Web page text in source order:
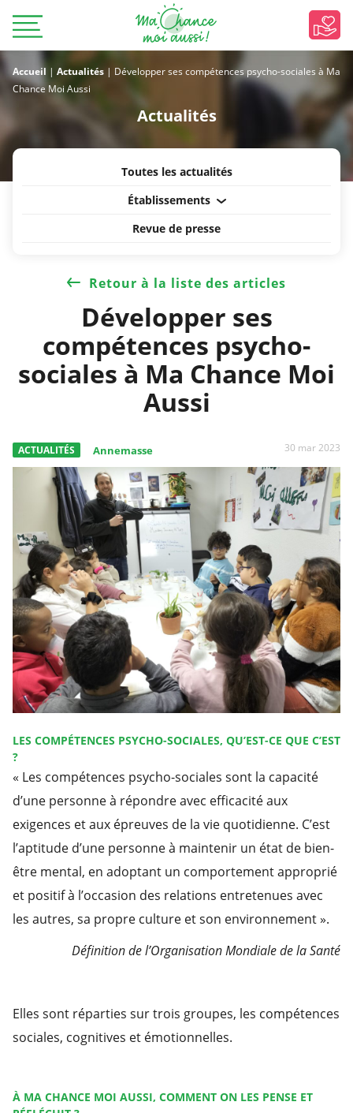
Accueil | Actualités | Développer ses compétences psycho-sociales à Ma
Chance Moi Aussi
Actualités
Toutes les actualités
Établissements
Revue de presse
Retour à la liste des articles
Développer ses
compétences psycho-
sociales à Ma Chance Moi
Aussi
ACTUALITÉS Annemasse 30 mar 2023
LES COMPÉTENCES PSYCHO-SOCIALES, QU’EST-CE QUE C’EST
?
« Les compétences psycho-sociales sont la capacité
d’une personne à répondre avec efficacité aux
exigences et aux épreuves de la vie quotidienne. C’est
l’aptitude d’une personne à maintenir un état de bien-
être mental, en adoptant un comportement approprié
et positif à l’occasion des relations entretenues avec
les autres, sa propre culture et son environnement ».
Définition de l’Organisation Mondiale de la Santé
Elles sont réparties sur trois groupes, les compétences
sociales, cognitives et émotionnelles.
À MA CHANCE MOI AUSSI, COMMENT ON LES PENSE ET